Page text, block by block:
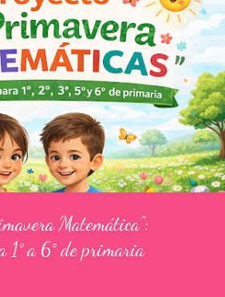
Matemática”:
1° a 6° de primaria